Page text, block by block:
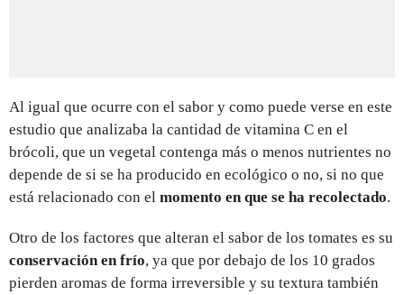
Al igual que ocurre con el sabor y como puede verse en este
estudio que analizaba la cantidad de vitamina C en el
brócoli, que un vegetal contenga más o menos nutrientes no
depende de si se ha producido en ecológico o no, si no que
está relacionado con el momento en que se ha recolectado.
Otro de los factores que alteran el sabor de los tomates es su
conservación en frío, ya que por debajo de los 10 grados
pierden aromas de forma irreversible y su textura también